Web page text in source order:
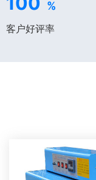
%
客户好评率